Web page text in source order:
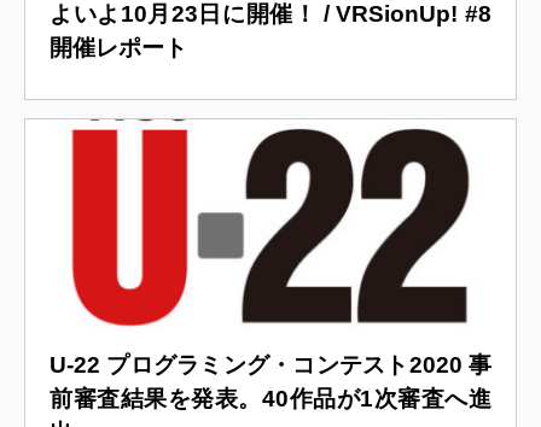
よいよ10月23日に開催！ / VRSionUp! #8
開催レポート
U-22 プログラミング・コンテスト2020 事
前審査結果を発表。40作品が1次審査へ進